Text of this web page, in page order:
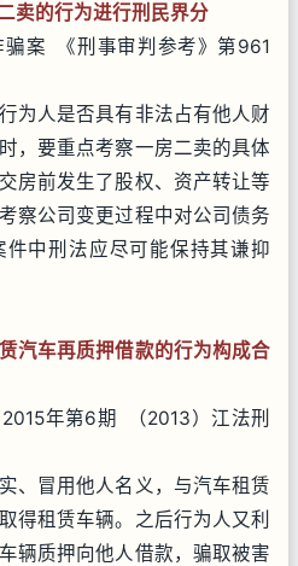
卖的行为进行刑民界分
骗案 《刑事审判参考》第961
为人是否具有非法占有他人财
，要重点考察一房二卖的具体
房前发生了股权、资产转让等
察公司变更过程中对公司债务
中刑法应尽可能保持其谦抑
汽车再质押借款的行为构成合
2015年第6期 （2013）江法刑
、冒用他人名义，与汽车租赁
得租赁车辆。之后行为人又利
辆质押向他人借款，骗取被害